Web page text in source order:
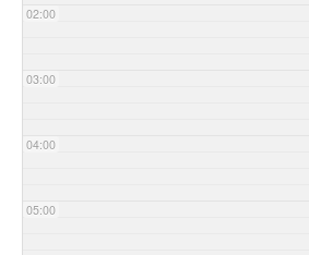
02:00
03:00
04:00
05:00